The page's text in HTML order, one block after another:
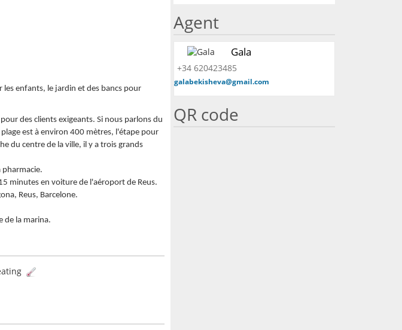
enfants, le jardin et des bancs pour
des clients exigeants. Si nous parlons du
est à environ 400 mètres, l'étape pour
du centre de la ville, il y a trois grands
pharmacie.
minutes en voiture de l'aéroport de Reus.
Reus, Barcelone.
de la marina.
Agent
Gala
+34 620423485
galabekisheva@gmail.com
QR code